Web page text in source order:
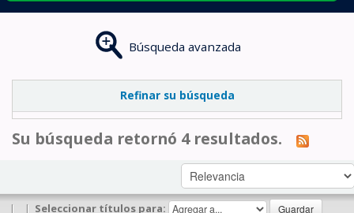
Búsqueda avanzada
Refinar su búsqueda
Su búsqueda retornó 4 resultados.
| | Seleccionar títulos para: